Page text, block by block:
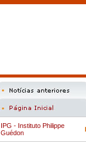
IPG - Instituto Philippe
Guédon